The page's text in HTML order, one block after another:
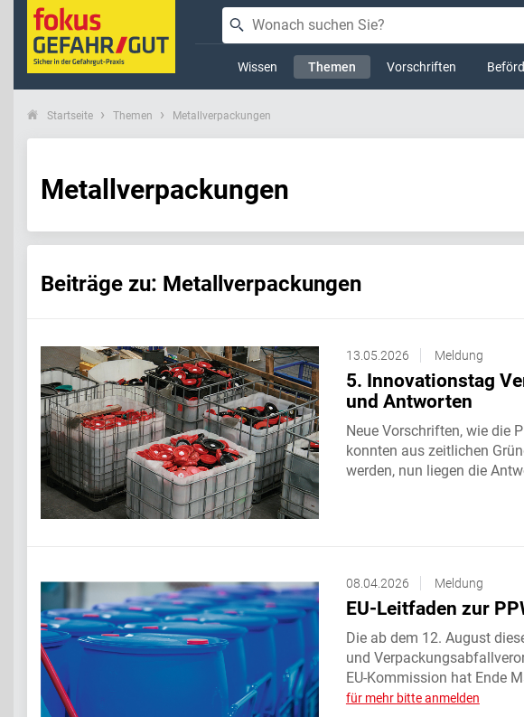
Wissen Themen Vorschriften
Startseite Themen Metallverpackungen
Metallverpackungen
Beiträge zu: Metallverpackungen
13.05.2026 Meldung
5. Innovationstag
und Antworten
Neue Vorschriften, wie die
konnten aus zeitlichen
werden, nun liegen die
08.04.2026 Meldung
EU-Leitfaden zur
Die ab dem 12. August
und
EU-Kommission hat Ende
für mehr bitte anmelden